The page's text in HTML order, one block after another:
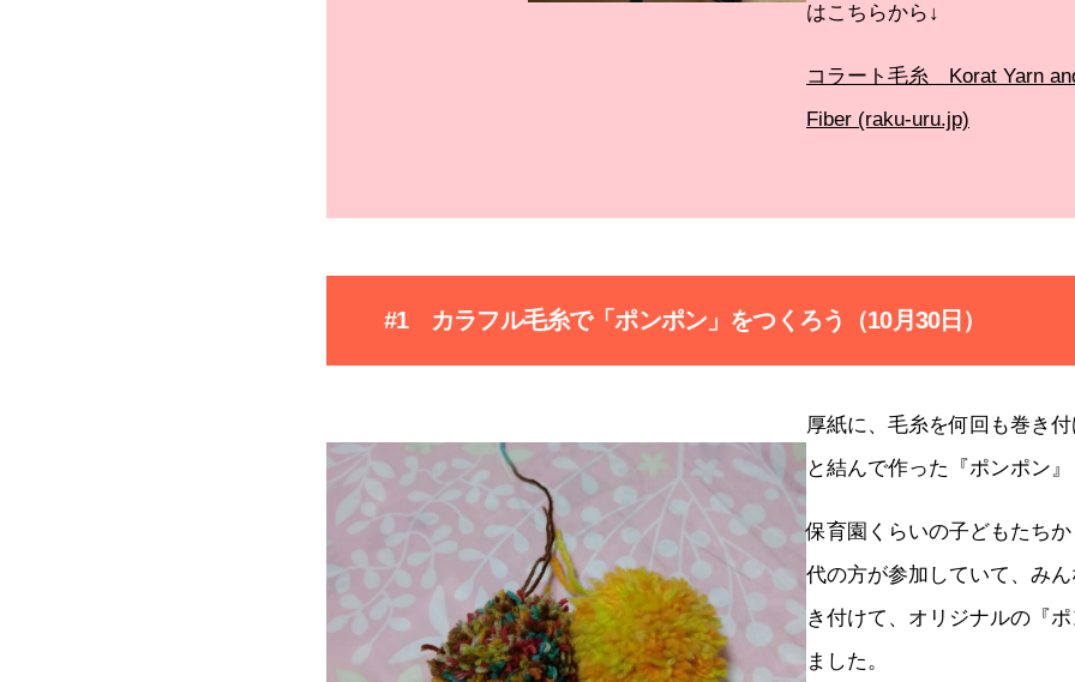
はこちらから↓
コラート毛糸 Korat Yarn
Fiber (raku-uru.jp)
#1 カラフル毛糸で「ポンポン」をつくろう（10月30日）
厚紙に、毛糸を何回も巻き
と結んで作った『ポンポン』
保育園くらいの子どもたち
代の方が参加していて、み
き付けて、オリジナルの『
ました。